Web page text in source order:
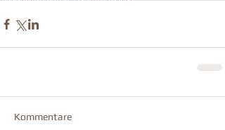
Kommentare